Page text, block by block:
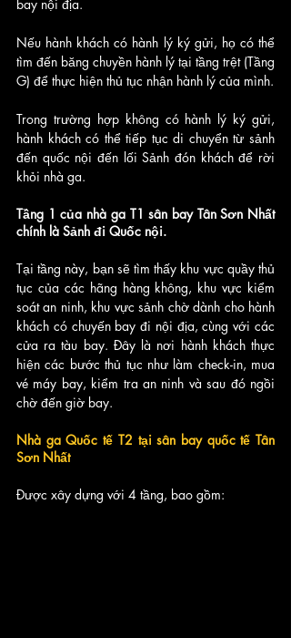
bay nội địa.
Nếu hành khách có hành lý ký gửi, họ có thể
tìm đến băng chuyền hành lý tại tầng trệt (Tầng
Trong trường hợp không có hành lý ký gửi,
hành khách có thể tiếp tục di chuyển từ sảnh
đến quốc nội đến lối Sảnh đón khách để rời
khỏi nhà ga.
Tầng 1 của nhà ga T1 sân bay Tân Sơn Nhất
chính là Sảnh đi Quốc nội.
Tại tầng này, bạn sẽ tìm thấy khu vực quầy thủ
tục của các hãng hàng không, khu vực kiểm
soát an ninh, khu vực sảnh chờ dành cho hành
khách có chuyến bay đi nội địa, cùng với các
cửa ra tàu bay. Đây là nơi hành khách thực
hiện các bước thủ tục như làm check-in, mua
vé máy bay, kiểm tra an ninh và sau đó ngồi
chờ đến giờ bay.
Nhà ga Quốc tế T2 tại sân bay quốc tế Tân
Sơn Nhất
Được xây dựng với 4 tầng, bao gồm: